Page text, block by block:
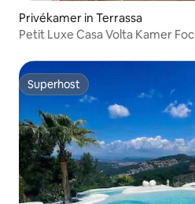
Privékamer in Terrassa
Petit Luxe Casa Volta Kamer Foc
Superhost
Superhost